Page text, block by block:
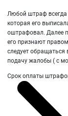
Любой штраф всегда
которая его
оштрафовал. Далее
его признают
следует обращаться
подачу жалобы ( с
Срок оплаты